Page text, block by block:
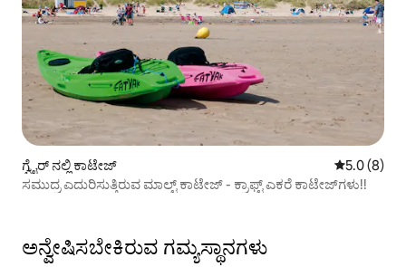
ಗ್ವೈರ್ ನಲ್ಲಿ ಕಾಟೇಜ್ 5 ರಲ್ಲಿ 5.0
5.0 (8)
ಸಮುದ್ರ ಎದುರಿಸುತ್ತಿರುವ ಮಾಲ್ಟ್ ಕಾಟೇಜ್ - ಕ್ರಾಫ್ಟ್ ಎಕರೆ ಕಾಟೇಜ್‌ಗಳು!!
ಅನ್ವೇಷಿಸಬೇಕಿರುವ ಗಮ್ಯಸ್ಥಾನಗಳು